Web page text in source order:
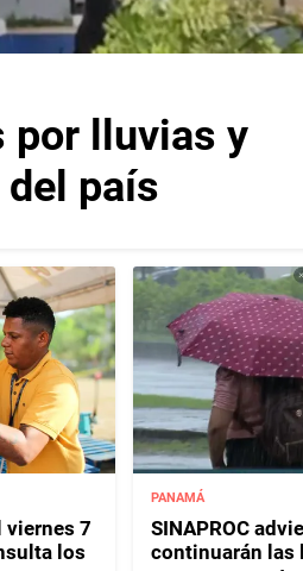
por lluvias y
país
viernes 7
los
PANAMÁ
SINAPROC
continuarán las